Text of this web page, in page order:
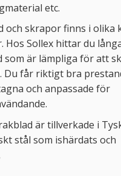
etc.
och skrapor finns i olika
Hos Sollex hittar du
som är lämpliga för att
Du får riktigt bra
och anpassade för
är tillverkade i
stål som ishärdats och